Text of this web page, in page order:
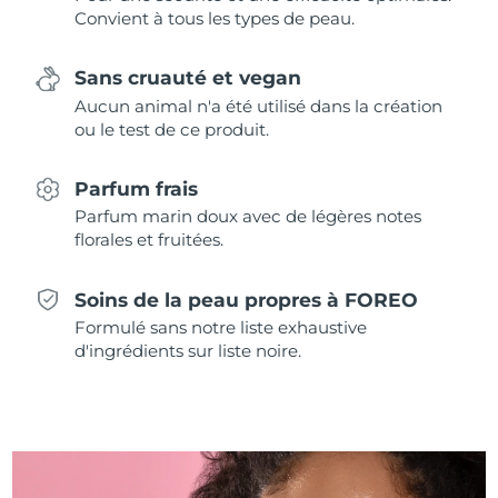
Convient à tous les types de peau.
Sans cruauté et vegan
Aucun animal n'a été utilisé dans la création
ou le test de ce produit.
Parfum frais
Parfum marin doux avec de légères notes
florales et fruitées.
Soins de la peau propres à FOREO
Formulé sans notre liste exhaustive
d'ingrédients sur liste noire.
Singapour Livraison estimée
Slovaquie Livraison estimée
Slovénie
Afrique du Sud
Corée du Sud Livraison estimée8/13/26
Suède Livraison estimée
Livraison estimée8/15/26